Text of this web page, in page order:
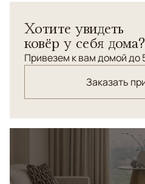
текстурой ворса и
"глубины" интерьеру в
соткан из натуральной
Хотите увидеть
ковёр у себя дома?
Привезем к вам домой до
Заказать